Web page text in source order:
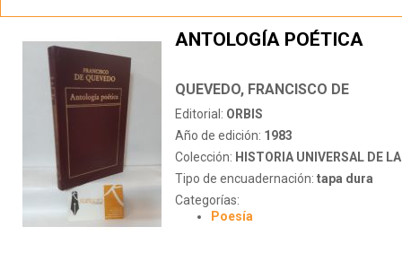
ANTOLOGÍA POÉTICA
QUEVEDO, FRANCISCO DE
Editorial: ORBIS
Año de edición: 1983
Colección: HISTORIA UNIVERSAL DE LA
Tipo de encuadernación: tapa dura
Categorías:
Poesía